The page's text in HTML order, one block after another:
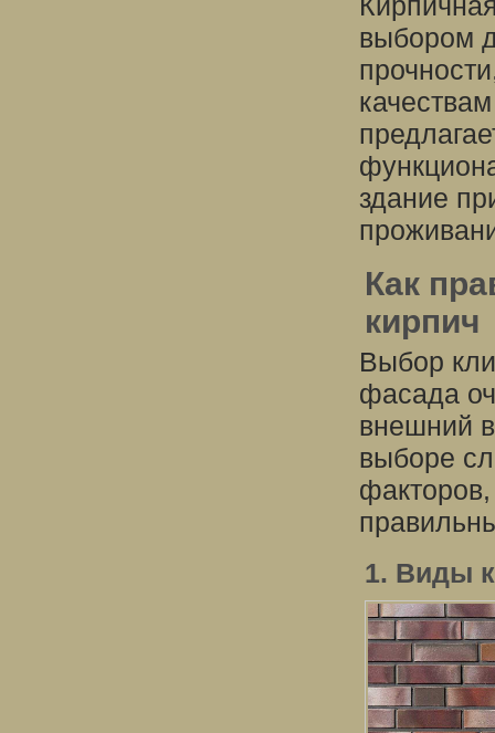
выбором
здание
Как
кирпич
Выбор
фасада
внешний
выборе
1. Виды